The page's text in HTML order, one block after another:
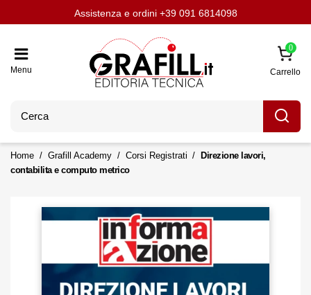
Chi siamoScrivi per noi
Assistenza e ordini +39 091 6814098
Aggiornati con LavoriPubblici.it
Menu
0
Carrello
Home Grafill Academy Corsi Registrati
Direzione lavori,
contabilita e computo metrico